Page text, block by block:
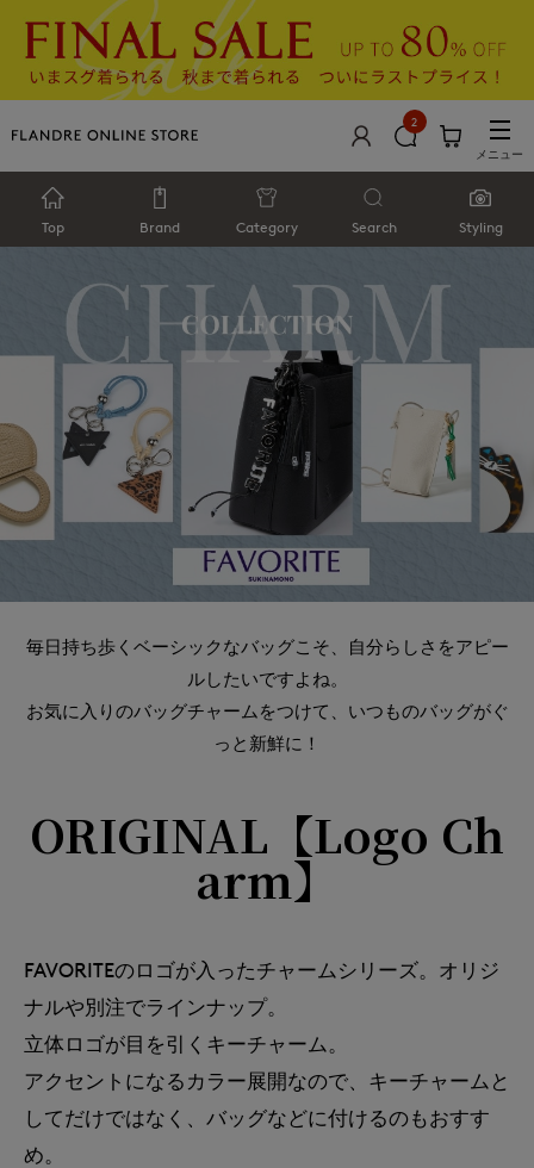
2
メニュー
Top Brand Category Search Styling
毎日持ち歩くベーシックなバッグこそ、自分らしさをアピー
ルしたいですよね。
お気に入りのバッグチャームをつけて、いつものバッグがぐ
っと新鮮に！
ORIGINAL【Logo Ch
arm】
FAVORITEのロゴが入ったチャームシリーズ。オリジ
ナルや別注でラインナップ。
立体ロゴが目を引くキーチャーム。
アクセントになるカラー展開なので、キーチャームと
してだけではなく、バッグなどに付けるのもおすす
め。